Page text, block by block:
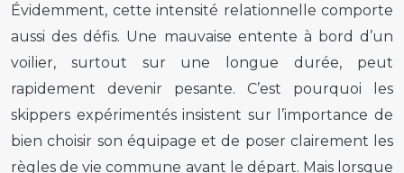
Évidemment, cette intensité relationnelle comporte
aussi des défis. Une mauvaise entente à bord d’un
voilier, surtout sur une longue durée, peut
rapidement devenir pesante. C’est pourquoi les
skippers expérimentés insistent sur l’importance de
bien choisir son équipage et de poser clairement les
règles de vie commune avant le départ. Mais lorsque